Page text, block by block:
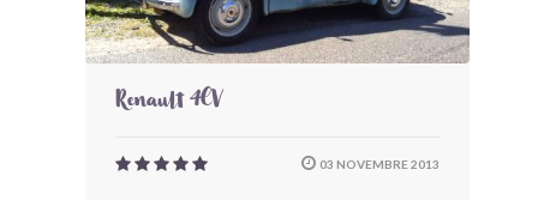
Renault 4CV
03 NOVEMBRE 2013